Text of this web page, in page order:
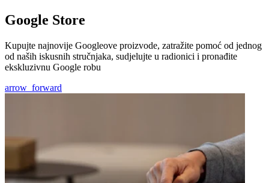
Google Store
Kupujte najnovije Googleove proizvode, zatražite pomoć od jednog
od naših iskusnih stručnjaka, sudjelujte u radionici i pronađite
ekskluzivnu Google robu
arrow_forward